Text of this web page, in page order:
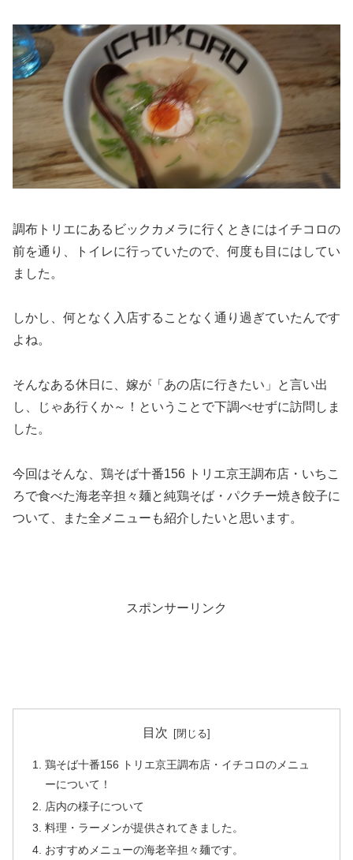
調布トリエにあるビックカメラに行くときにはイチコロの
前を通り、トイレに行っていたので、何度も目にはしてい
ました。
しかし、何となく入店することなく通り過ぎていたんです
よね。
そんなある休日に、嫁が「あの店に行きたい」と言い出
し、じゃあ行くか～！ということで下調べせずに訪問しま
した。
今回はそんな、鶏そば十番156 トリエ京王調布店・いちこ
ろで食べた海老辛担々麺と純鶏そば・パクチー焼き餃子に
ついて、また全メニューも紹介したいと思います。
スポンサーリンク
目次
鶏そば十番156 トリエ京王調布店・イチコロのメニュ
ーについて！
店内の様子について
料理・ラーメンが提供されてきました。
おすすめメニューの海老辛担々麺です。